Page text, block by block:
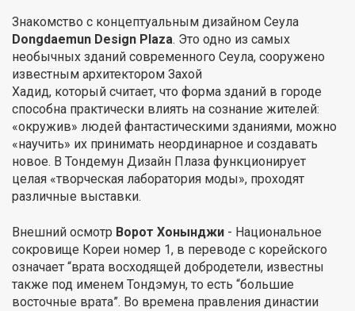
Знакомство с концептуальным дизайном Сеула
Dongdaemun Design Plaza. Это одно из самых
необычных зданий современного Сеула, сооружено
известным архитектором Захой
Хадид, который считает, что форма зданий в городе
способна практически влиять на сознание жителей:
«окружив» людей фантастическими зданиями, можно
«научить» их принимать неординарное и создавать
новое. В Тондемун Дизайн Плаза функционирует
целая «творческая лаборатория моды», проходят
различные выставки.
Внешний осмотр Ворот Хонынджи - Национальное
сокровище Кореи номер 1, в переводе с корейского
означает “врата восходящей добродетели, известны
также под именем Тондэмун, то есть “большие
восточные врата”. Во времена правления династии